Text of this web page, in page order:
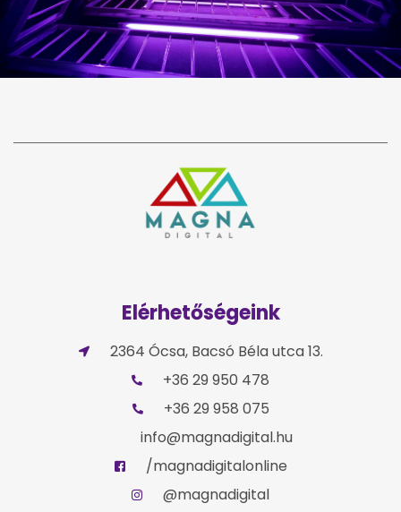
Elérhetőségeink
2364 Ócsa, Bacsó Béla utca 13.
+36 29 950 478
+36 29 958 075
info@magnadigital.hu
/magnadigitalonline
@magnadigital